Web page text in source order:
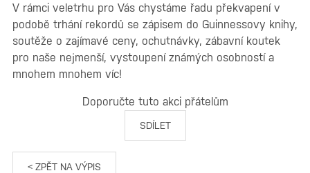
V rámci veletrhu pro Vás chystáme řadu překvapení v
podobě trhání rekordů se zápisem do Guinnessovy knihy,
soutěže o zajímavé ceny, ochutnávky, zábavní koutek
pro naše nejmenší, vystoupení známých osobností a
mnohem mnohem víc!
Doporučte tuto akci přátelům
SDÍLET
< ZPĚT NA VÝPIS